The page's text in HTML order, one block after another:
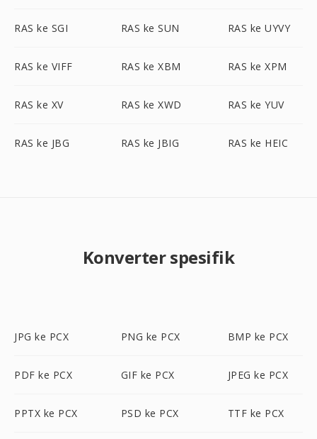
RAS ke SGI RAS ke SUN RAS ke UYVY
RAS ke VIFF RAS ke XBM RAS ke XPM
RAS ke XV RAS ke XWD RAS ke YUV
RAS ke JBG RAS ke JBIG RAS ke HEIC
Konverter spesifik
JPG ke PCX PNG ke PCX BMP ke PCX
PDF ke PCX GIF ke PCX JPEG ke PCX
PPTX ke PCX PSD ke PCX TTF ke PCX